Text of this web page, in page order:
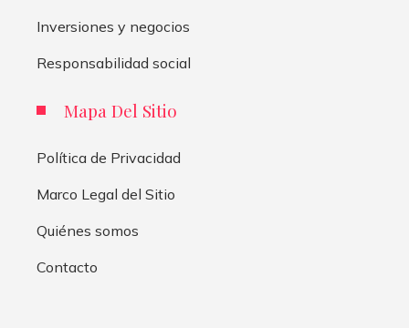
Inversiones y negocios
Responsabilidad social
Mapa Del Sitio
Política de Privacidad
Marco Legal del Sitio
Quiénes somos
Contacto